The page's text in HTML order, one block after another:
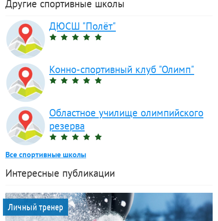
Другие спортивные школы
ДЮСШ "Полёт"
Конно-спортивный клуб "Олимп"
Областное училище олимпийского
резерва
Все спортивные школы
Интересные публикации
Личный тренер